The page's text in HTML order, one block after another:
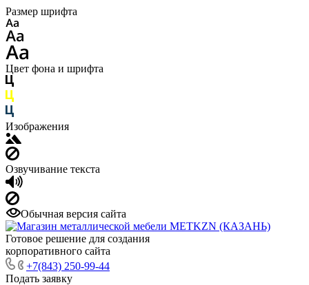
Размер шрифта
Цвет фона и шрифта
Изображения
Озвучивание текста
Обычная версия сайта
Готовое решение для создания
корпоративного сайта
+7(843) 250-99-44
Подать заявку